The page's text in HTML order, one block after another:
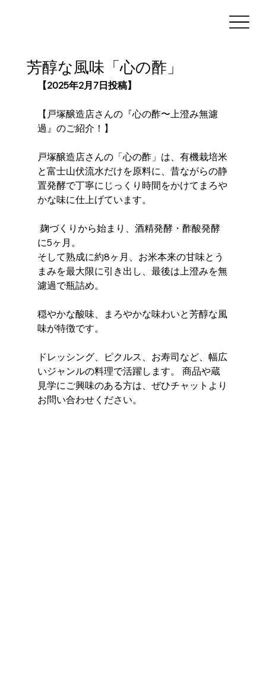
芳醇な風味「心の酢」
【2025年2月7日投稿】
【戸塚醸造店さんの『心の酢〜上澄み無濾
過』のご紹介！】
戸塚醸造店さんの「心の酢」は、有機栽培米
と富士山伏流水だけを原料に、昔ながらの静
置発酵で丁寧にじっくり時間をかけてまろや
かな味に仕上げています。
に5ヶ月。
そして熟成に約8ヶ月、お米本来の甘味とう
まみを最大限に引き出し、最後は上澄みを無
濾過で瓶詰め。
穏やかな酸味、まろやかな味わいと芳醇な風
味が特徴です。
ドレッシング、ピクルス、お寿司など、幅広
いジャンルの料理で活躍します。 商品や蔵
見学にご興味のある方は、ぜひチャットより
お問い合わせください。